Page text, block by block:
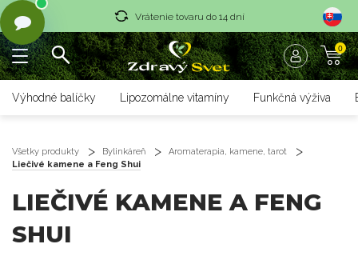
Vrátenie tovaru do 14 dní
Rýchle dodanie <36 hod
Rýchle dodanie <36 hod
0
Výhodné balíčky Lipozomálne vitamíny Funkčná výživa
Všetky produkty Bylinkáreň
Aromaterapia, kamene, tarot
Liečivé kamene a Feng Shui
LIEČIVÉ KAMENE A FENG
SHUI